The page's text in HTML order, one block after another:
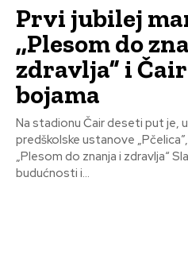
Prvi jubilej
,,Plesom do
zdravlja” i
bojama
Na stadionu Čair deseti put je,
predškolske ustanove
„Plesom do znanja i zdravlja“ Slavlje mladosti, detinstva i
budućnosti i...